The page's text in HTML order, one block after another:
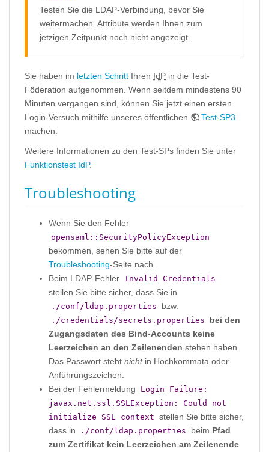
Testen Sie die LDAP-Verbindung, bevor Sie
weitermachen. Attribute werden Ihnen zum
jetzigen Zeitpunkt noch nicht angezeigt.
Sie haben im letzten Schritt Ihren IdP in die Test-
Föderation aufgenommen. Wenn seitdem mindestens 90
Minuten vergangen sind, können Sie jetzt einen ersten
Login-Versuch mithilfe unseres öffentlichen
Test-SP3
machen.
Weitere Informationen zu den Test-SPs finden Sie unter
Funktionstest IdP.
Troubleshooting
Wenn Sie den Fehler
opensaml::SecurityPolicyException
bekommen, sehen Sie bitte auf der
Troubleshooting-Seite nach.
Beim LDAP-Fehler Invalid Credentials
stellen Sie bitte sicher, dass Sie in
./conf/ldap.properties bzw.
./credentials/secrets.properties
bei den
Zugangsdaten des Bind-Accounts keine
Leerzeichen an den Zeilenenden stehen haben.
Das Passwort steht nichtin Hochkommata oder
Anführungszeichen.
Bei der Fehlermeldung
Login Failure:
javax.net.ssl.SSLException: Could not
initialize SSL context stellen Sie bitte sicher,
dass in
./conf/ldap.properties beim Pfad
zum Zertifikat kein Leerzeichen am Zeilenende